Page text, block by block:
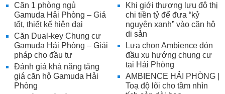
Khi giới thượng lưu đô thị
chi tiền tỷ để đưa “kỷ
nguyên xanh” vào căn hộ
di sản
Lựa chọn Ambience đón
đầu xu hướng chung cư
tại Hải Phòng
AMBIENCE HẢI PHÒNG |
Toạ độ lõi cho tầm nhìn
Căn 1 phòng ngủ
Gamuda Hải Phòng – Giá
tốt, thiết kế hiện đại
Căn Dual-key Chung cư
Gamuda Hải Phòng – Giải
pháp cho đầu tư
Đánh giá khả năng tăng
giá căn hộ Gamuda Hải
Phòng